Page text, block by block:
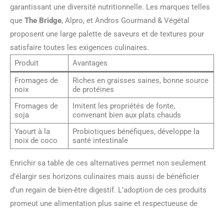
garantissant une diversité nutritionnelle. Les marques telles
que The Bridge, Alpro, et Andros Gourmand & Végétal
proposent une large palette de saveurs et de textures pour
satisfaire toutes les exigences culinaires.
Produit
Avantages
Fromages de
noix
Riches en graisses saines, bonne source
de protéines
Fromages de
soja
Imitent les propriétés de fonte,
convenant bien aux plats chauds
Yaourt à la
noix de coco
Probiotiques bénéfiques, développe la
santé intestinale
Enrichir sa table de ces alternatives permet non seulement
d’élargir ses horizons culinaires mais aussi de bénéficier
d’un regain de bien-être digestif. L’adoption de ces produits
promeut une alimentation plus saine et respectueuse de